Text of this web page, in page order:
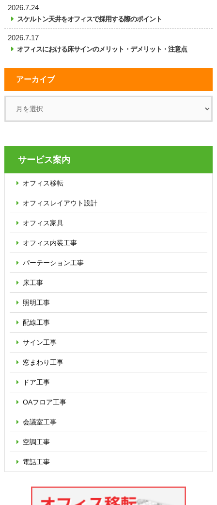
2026.7.24
スケルトン天井をオフィスで採用する際のポイント
2026.7.17
オフィスにおける床サインのメリット・デメリット・注意点
アーカイブ
サービス案内
オフィス移転
オフィス レイアウト設計
オフィス家具
オフィス内装工事
パーテーション工事
床工事
照明工事
配線工事
サイン工事
窓まわり工事
ドア工事
OAフロア工事
会議室工事
空調工事
電話工事